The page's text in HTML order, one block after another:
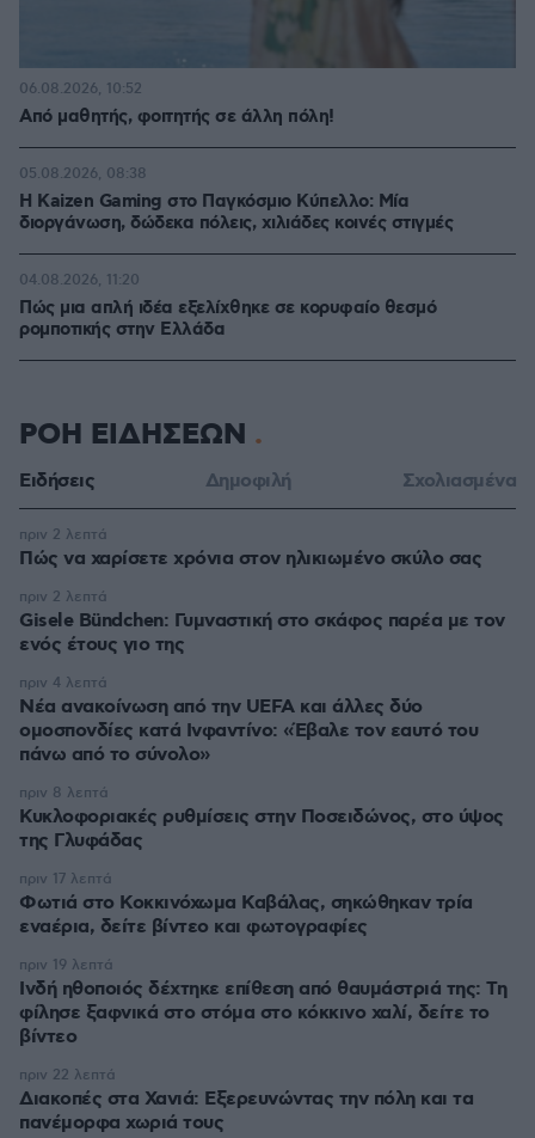
Από μαθητής, φοιτητής σε άλλη πόλη!
06.08.2026, 10:52
H Kaizen Gaming στο Παγκόσμιο Kύπελλο: Μία
διοργάνωση, δώδεκα πόλεις, χιλιάδες κοινές στιγμές
05.08.2026, 08:38
Πώς μια απλή ιδέα εξελίχθηκε σε κορυφαίο θεσμό
ρομποτικής στην Ελλάδα
04.08.2026, 11:20
ΡΟΗ ΕΙΔΗΣΕΩΝ
Ειδήσεις Δημοφιλή Σχολιασμένα
Πώς να χαρίσετε χρόνια στον ηλικιωμένο σκύλο σας
πριν 2 λεπτά
Gisele Bündchen: Γυμναστική στο σκάφος παρέα με τον
ενός έτους γιο της
πριν 2 λεπτά
Νέα ανακοίνωση από την UEFA και άλλες δύο
ομοσπονδίες κατά Ινφαντίνο: «Έβαλε τον εαυτό του
πάνω από το σύνολο»
πριν 4 λεπτά
Κυκλοφοριακές ρυθμίσεις στην Ποσειδώνος, στο ύψος
της Γλυφάδας
πριν 8 λεπτά
Φωτιά στο Κοκκινόχωμα Καβάλας, σηκώθηκαν τρία
εναέρια, δείτε βίντεο και φωτογραφίες
πριν 17 λεπτά
Ινδή ηθοποιός δέχτηκε επίθεση από θαυμάστριά της: Τη
φίλησε ξαφνικά στο στόμα στο κόκκινο χαλί, δείτε το
βίντεο
πριν 19 λεπτά
Διακοπές στα Χανιά: Εξερευνώντας την πόλη και τα
πανέμορφα χωριά τους
πριν 22 λεπτά